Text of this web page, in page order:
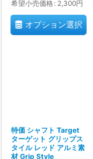
希望小売価格: 2,300円
オプション選択
特価 シャフト Target
ターゲット グリップス
タイル レッド アルミ素
材 Grip Style